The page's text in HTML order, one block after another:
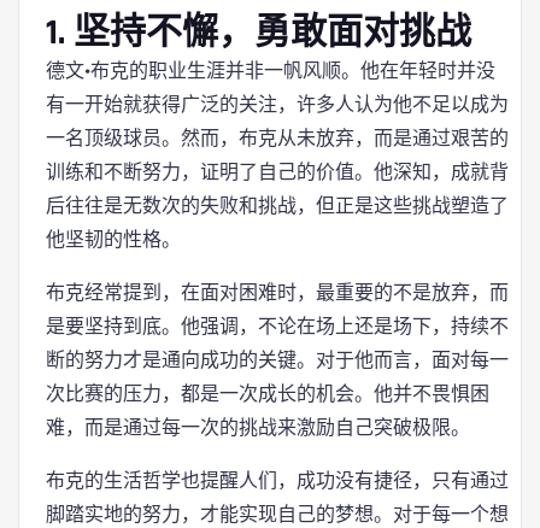
1. 坚持不懈，勇敢面对挑战
德文·布克的职业生涯并非一帆风顺。他在年轻时并没
有一开始就获得广泛的关注，许多人认为他不足以成为
一名顶级球员。然而，布克从未放弃，而是通过艰苦的
训练和不断努力，证明了自己的价值。他深知，成就背
后往往是无数次的失败和挑战，但正是这些挑战塑造了
他坚韧的性格。
布克经常提到，在面对困难时，最重要的不是放弃，而
是要坚持到底。他强调，不论在场上还是场下，持续不
断的努力才是通向成功的关键。对于他而言，面对每一
次比赛的压力，都是一次成长的机会。他并不畏惧困
难，而是通过每一次的挑战来激励自己突破极限。
布克的生活哲学也提醒人们，成功没有捷径，只有通过
脚踏实地的努力，才能实现自己的梦想。对于每一个想